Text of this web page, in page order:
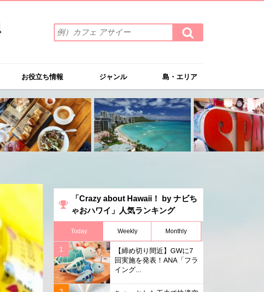
索
ワ
を
入
力
(例）
カ
フ
ェ
イ
ー
検
索
す
お役立ち情報 ジャンル 島・エリア
「Crazy about Hawaii！ by ナビち
ゃおハワイ」人気ランキング
Today Weekly Monthly
【締め切り間近】GWに7
回実施を発表！ANA「フラ
イング...